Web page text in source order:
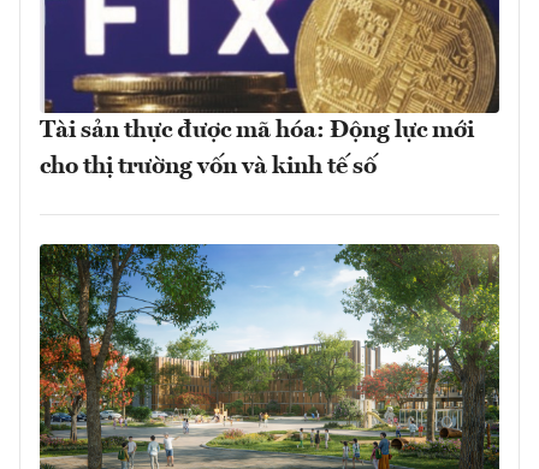
Tài sản thực được mã hóa: Động lực mới
cho thị trường vốn và kinh tế số